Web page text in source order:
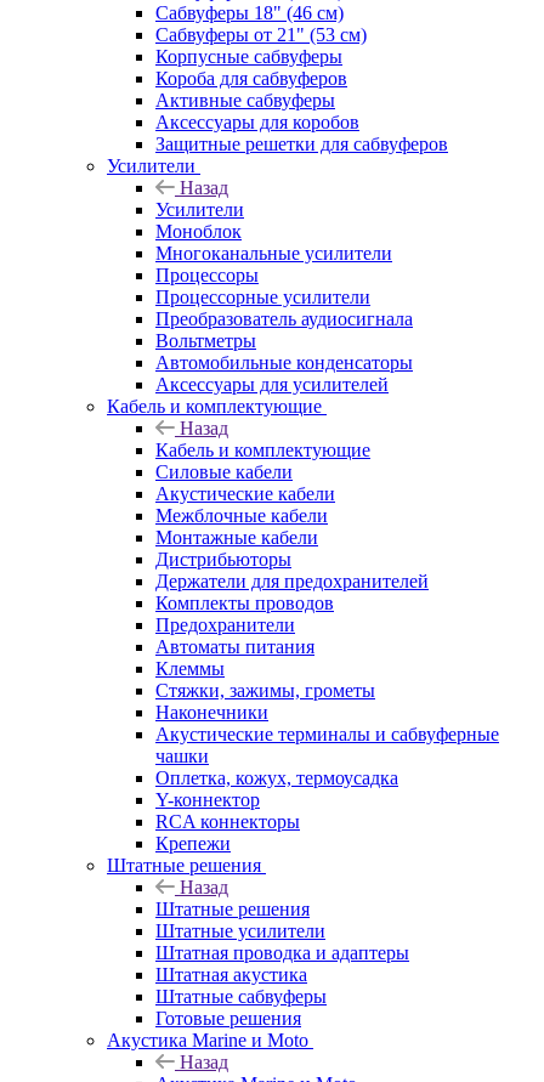
Сабвуферы 18" (46 см)
Сабвуферы от 21" (53 см)
Корпусные сабвуферы
Короба для сабвуферов
Активные сабвуферы
Аксессуары для коробов
Защитные решетки для сабвуферов
Усилители
Назад
Усилители
Моноблок
Многоканальные усилители
Процессоры
Процессорные усилители
Преобразователь аудиосигнала
Вольтметры
Автомобильные конденсаторы
Аксессуары для усилителей
Кабель и комплектующие
Назад
Кабель и комплектующие
Силовые кабели
Акустические кабели
Межблочные кабели
Монтажные кабели
Дистрибьюторы
Держатели для предохранителей
Комплекты проводов
Предохранители
Автоматы питания
Клеммы
Стяжки, зажимы, грометы
Наконечники
Акустические терминалы и сабвуферные
чашки
Оплетка, кожух, термоусадка
Y-коннектор
RCA коннекторы
Крепежи
Штатные решения
Назад
Штатные решения
Штатные усилители
Штатная проводка и адаптеры
Штатная акустика
Штатные сабвуферы
Готовые решения
Акустика Marine и Moto
Назад